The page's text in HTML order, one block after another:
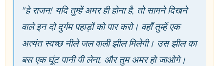
"हे राजन! यदि तुम्हें अमर ही होना है, तो सामने दिखने
वाले इन दो दुर्गम पहाड़ों को पार करो। वहाँ तुम्हें एक
अत्यंत स्वच्छ नीले जल वाली झील मिलेगी। उस झील का
बस एक घूंट पानी पी लेना, और तुम अमर हो जाओगे।